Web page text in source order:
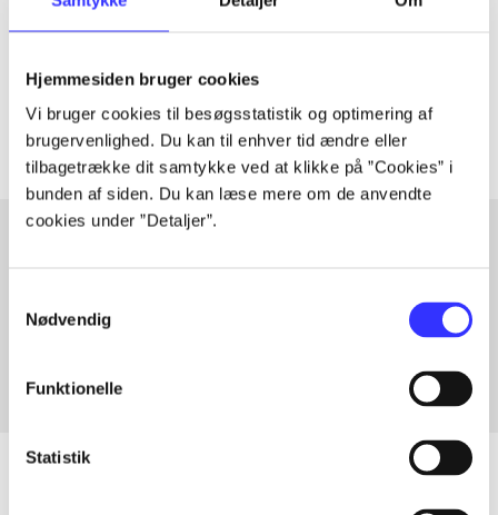
Hjemmesiden bruger cookies
Vi bruger cookies til besøgsstatistik og optimering af
brugervenlighed. Du kan til enhver tid ændre eller
tilbagetrække dit samtykke ved at klikke på ”Cookies” i
bunden af siden. Du kan læse mere om de anvendte
cookies under ”Detaljer”.
Nødvendig
Funktionelle
Statistik
lorem ipsum dolor sit amet ...
Artiklerne i handler ofte om
Fra